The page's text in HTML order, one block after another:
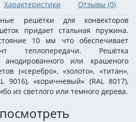
Характеристики Отзывы (0)
решётки для конвекторов
придает стальная пружина.
10 мм что обеспечивает
теплопередачи. Решётка
анодированного или крашеного
(«серебро», «золото», «титан»,
9016), «коричневый» (RAL 8017),
из светлого или темного дерева.